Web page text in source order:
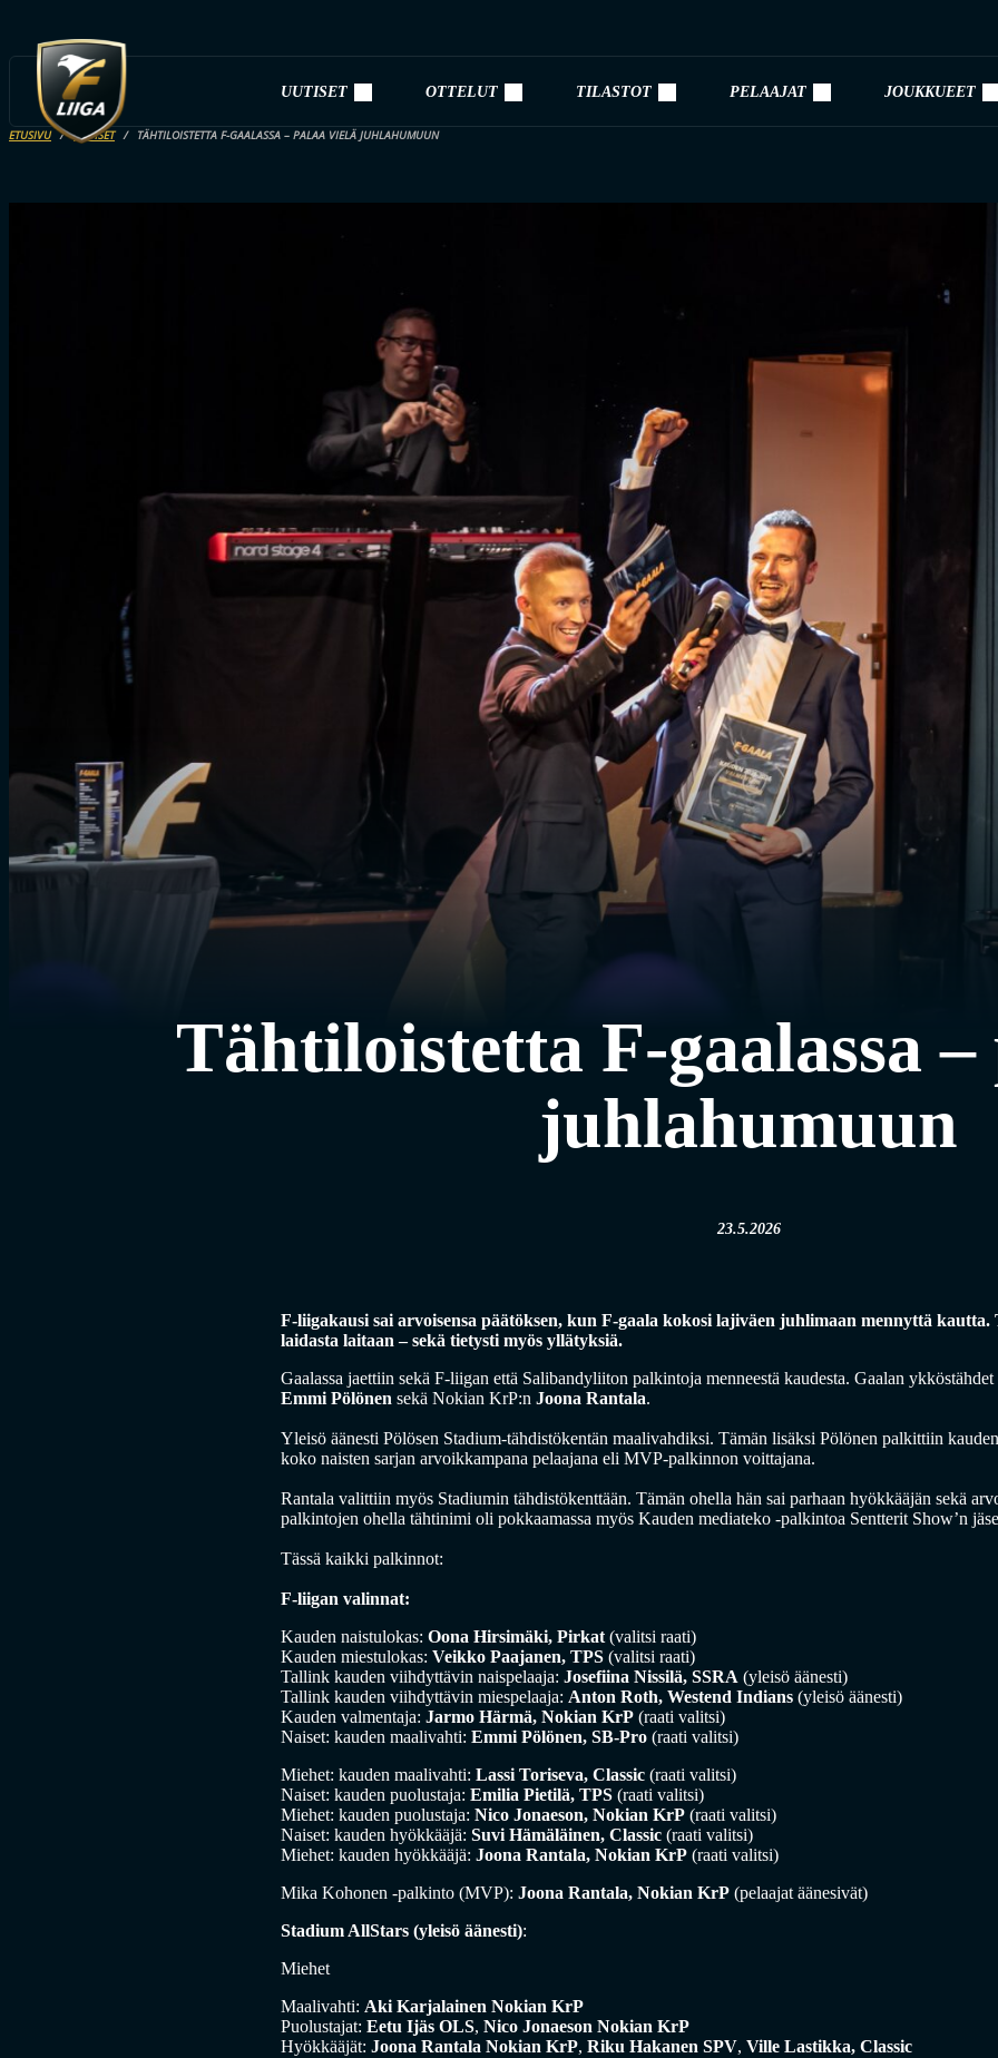
UUTISET OTTELUT TILASTOT PELAAJAT JOUKKUEET
ETUSIVU UUTISET TÄHTILOISTETTA F-GAALASSA – PALAA VIELÄ JUHLAHUMUUN
Tähtiloistetta F-gaalassa
juhlahumuun
23.5.2026
F-liigakausi sai arvoisensa päätöksen, kun F-gaala kokosi lajiväen juhlimaan mennyttä
laidasta laitaan – sekä tietysti myös yllätyksiä.
Gaalassa jaettiin sekä F-liigan että Salibandyliiton palkintoja menneestä kaudesta. Gaalan
Emmi Pölönen sekä Nokian KrP:n Joona Rantala.
Yleisö äänesti Pölösen Stadium-tähdistökentän maalivahdiksi. Tämän lisäksi Pölönen palkittiin
koko naisten sarjan arvoikkampana pelaajana eli MVP-palkinnon voittajana.
Rantala valittiin myös Stadiumin tähdistökenttään. Tämän ohella hän sai parhaan hyökkääjän sekä
palkintojen ohella tähtinimi oli pokkaamassa myös Kauden mediateko -palkintoa Sentterit Show’n
Tässä kaikki palkinnot:
F-liigan valinnat:
Kauden naistulokas: Oona Hirsimäki, Pirkat (valitsi raati)
Kauden miestulokas: Veikko Paajanen, TPS (valitsi raati)
Tallink kauden viihdyttävin naispelaaja: Josefiina Nissilä, SSRA (yleisö äänesti)
Tallink kauden viihdyttävin miespelaaja: Anton Roth, Westend Indians (yleisö äänesti)
Kauden valmentaja: Jarmo Härmä, Nokian KrP (raati valitsi)
Naiset: kauden maalivahti: Emmi Pölönen, SB-Pro (raati valitsi)
Miehet: kauden maalivahti: Lassi Toriseva, Classic (raati valitsi)
Naiset: kauden puolustaja: Emilia Pietilä, TPS (raati valitsi)
Miehet: kauden puolustaja: Nico Jonaeson, Nokian KrP (raati valitsi)
Naiset: kauden hyökkääjä: Suvi Hämäläinen, Classic (raati valitsi)
Miehet: kauden hyökkääjä: Joona Rantala, Nokian KrP (raati valitsi)
Mika Kohonen -palkinto (MVP): Joona Rantala, Nokian KrP (pelaajat äänesivät)
Stadium AllStars (yleisö äänesti):
Miehet
Maalivahti: Aki Karjalainen Nokian KrP
Puolustajat: Eetu Ijäs OLS, Nico Jonaeson Nokian KrP
Hyökkääjät: Joona Rantala Nokian KrP, Riku Hakanen SPV, Ville Lastikka, Classic